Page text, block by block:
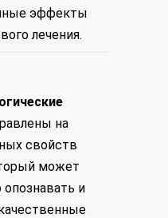
эффекты
лечения.
на
свойств
может
и